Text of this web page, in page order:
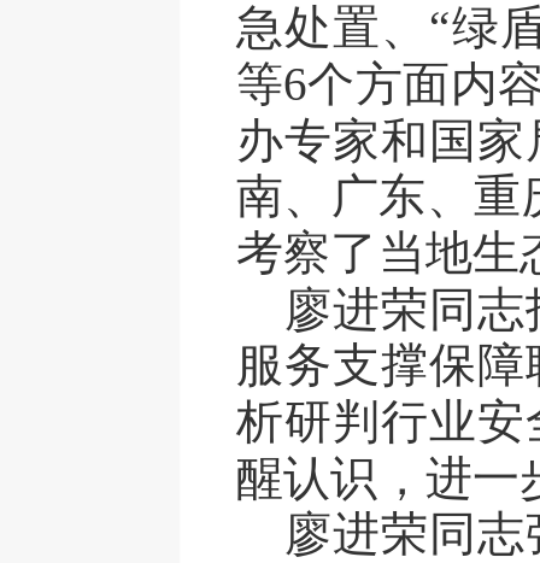
急处置、 “绿
等6个方面内
办专家和 国
南、广东、重
考察了当地生
廖进荣同志
服务支撑保
析研判行业安
醒认识 ， 进一
廖进荣 同志